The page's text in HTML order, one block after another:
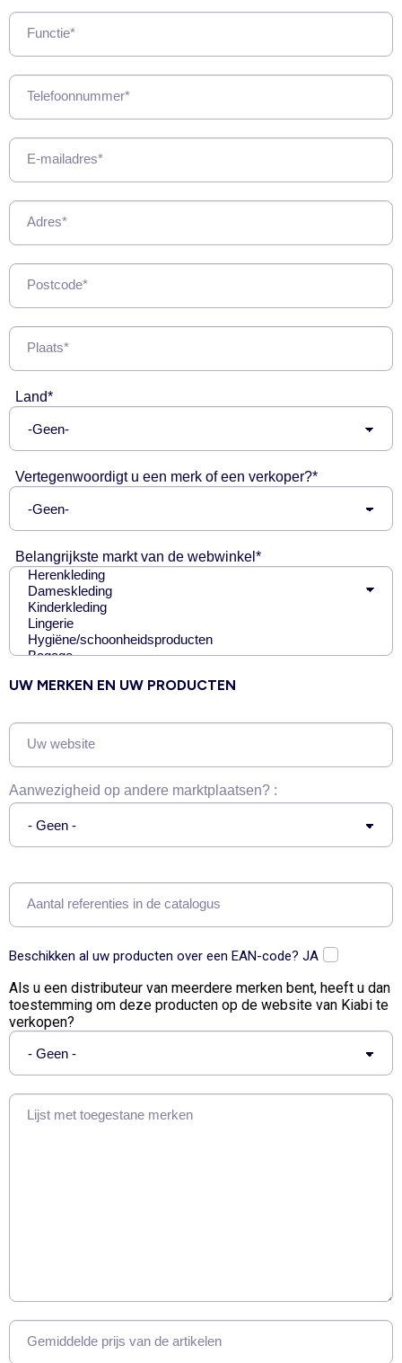
Functie*
Telefoonnummer*
E-mailadres*
Adres*
Postcode*
Plaats*
Land*
Vertegenwoordigt u een merk of een verkoper?*
Belangrijkste markt van de webwinkel*
UW MERKEN EN UW PRODUCTEN
Uw website
Aanwezigheid op andere marktplaatsen? :
Aantal referenties in de catalogus
Beschikken al uw producten over een EAN-code? JA
Als u een distributeur van meerdere merken bent, heeft u dan
toestemming om deze producten op de website van Kiabi te
verkopen?
Lijst met toegestane merken
Gemiddelde prijs van de artikelen